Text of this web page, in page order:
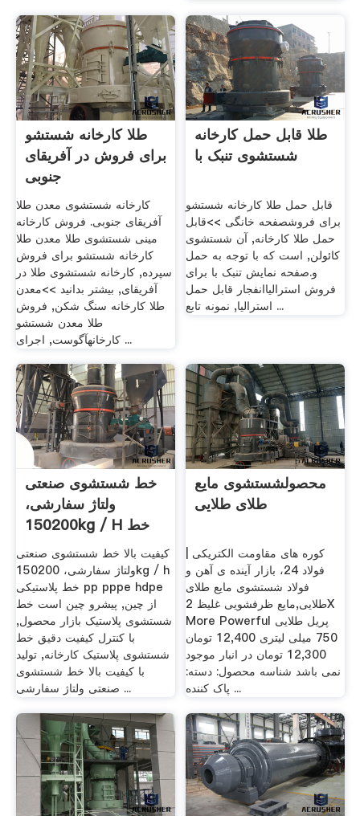
طلا کارخانه شستشو
برای فروش در آفریقای
جنوبی
کارخانه شستشوی معدن طلا
آفریقای جنوبی. فروش کارخانه
مینی شستشوی طلا معدن طلا
کارخانه شستشو برای فروش
سپرده, کارخانه شستشوی طلا در
آفریقای, بیشتر بدانید >>معدن
طلا کارخانه سنگ شکن, فروش
طلا معدن شستشو
کارخانهآگوست, اجرای ...
طلا قابل حمل کارخانه
شستشوی تنبک با
قابل حمل طلا کارخانه شستشو
برای فروشصفحه خانگی >>قابل
حمل طلا کارخانه, آن شستشوی
کائولن, است که با توجه به حمل
و.صفحه نمایش تنبک با برای
فروش استرالیاانفجار قابل حمل
استرالیا, نمونه تابع ...
خط شستشوی صنعتی
ولتاژ سفارشی،
150200kg / H خط
پلاستیکی PP ...
کیفیت بالا خط شستشوی صنعتی
ولتاژ سفارشی، 150200kg / h
خط پلاستیکی pp pppe hdpe
از چین, پیشرو چین است خط
شستشوی پلاستیک بازار محصول,
با کنترل کیفیت دقیق خط
شستشوی پلاستیک کارخانه, تولید
با کیفیت بالا خط شستشوی
صنعتی ولتاژ سفارشی ...
محصولشستشوی مایع
طلای طلایی
کوره های مقاومت الکتریکی |
فولاد 24، بازار آینده ی آهن و
فولاد شستشوی مایع طلای
طلایی,مایع ظرفشویی غلیظ 2X
More Powerful پریل طلایی
750 میلی لیتری 12,400 تومان
12,300 تومان در انبار موجود
نمی باشد شناسه محصول: دسته:
پاک کننده ...